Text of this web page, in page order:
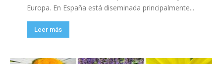
Europa. En España está diseminada principalmente...
Leer más